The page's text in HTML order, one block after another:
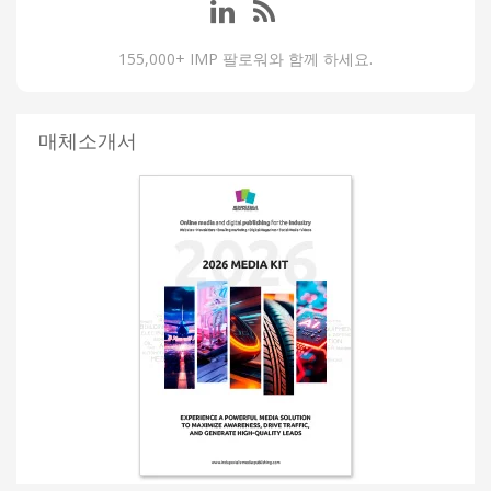
155,000+ IMP 팔로워와 함께 하세요.
매체소개서